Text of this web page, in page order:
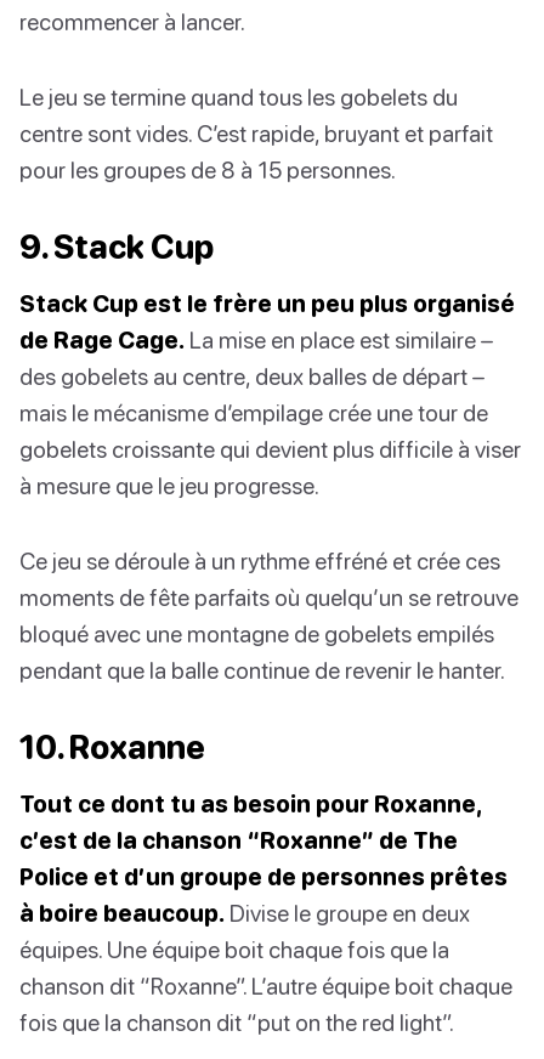
recommencer à lancer.
Le jeu se termine quand tous les gobelets du
centre sont vides. C’est rapide, bruyant et parfait
pour les groupes de 8 à 15 personnes.
9. Stack Cup
Stack Cup est le frère un peu plus organisé
de Rage Cage. La mise en place est similaire –
des gobelets au centre, deux balles de départ –
mais le mécanisme d’empilage crée une tour de
gobelets croissante qui devient plus difficile à viser
à mesure que le jeu progresse.
Ce jeu se déroule à un rythme effréné et crée ces
moments de fête parfaits où quelqu’un se retrouve
bloqué avec une montagne de gobelets empilés
pendant que la balle continue de revenir le hanter.
10. Roxanne
Tout ce dont tu as besoin pour Roxanne,
c’est de la chanson “Roxanne” de The
Police et d’un groupe de personnes prêtes
à boire beaucoup. Divise le groupe en deux
équipes. Une équipe boit chaque fois que la
chanson dit “Roxanne”. L’autre équipe boit chaque
fois que la chanson dit “put on the red light”.